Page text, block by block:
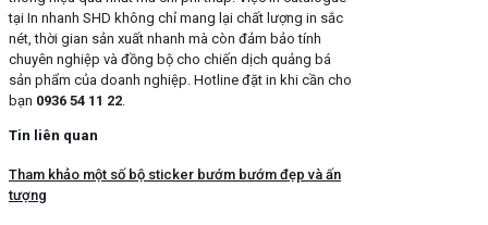
tại In nhanh SHD không chỉ mang lại chất lượng in sắc
nét, thời gian sản xuất nhanh mà còn đảm bảo tính
chuyên nghiệp và đồng bộ cho chiến dịch quảng bá
sản phẩm của doanh nghiệp. Hotline đặt in khi cần cho
bạn 0936 54 11 22.
Tin liên quan
Tham khảo một số bộ sticker bướm bướm đẹp và ấn
tượng